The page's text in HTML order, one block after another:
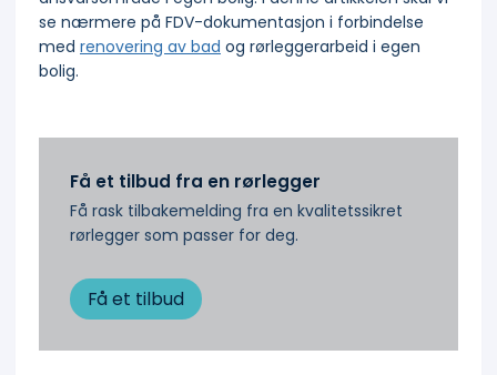
se nærmere på FDV-dokumentasjon i forbindelse
med renovering av bad og rørleggerarbeid i egen
bolig.
Få et tilbud fra en rørlegger
Få rask tilbakemelding fra en kvalitetssikret
rørlegger som passer for deg.
Få et tilbud